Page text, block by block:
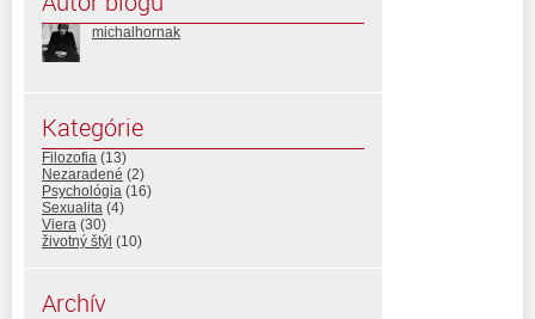
michalhornak
Kategórie
Filozofia (13)
Nezaradené (2)
Psychológia (16)
Sexualita (4)
Viera (30)
životný štýl (10)
Archív